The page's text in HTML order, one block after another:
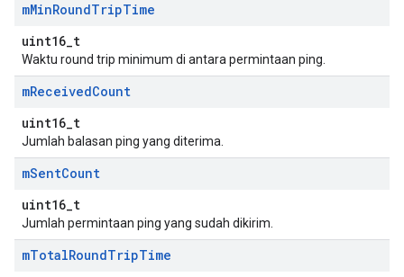
mMinRoundTripTime
uint16_t
Waktu round trip minimum di antara permintaan ping.
mReceivedCount
uint16_t
Jumlah balasan ping yang diterima.
mSentCount
uint16_t
Jumlah permintaan ping yang sudah dikirim.
mTotalRoundTripTime